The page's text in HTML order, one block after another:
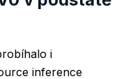
i
inference